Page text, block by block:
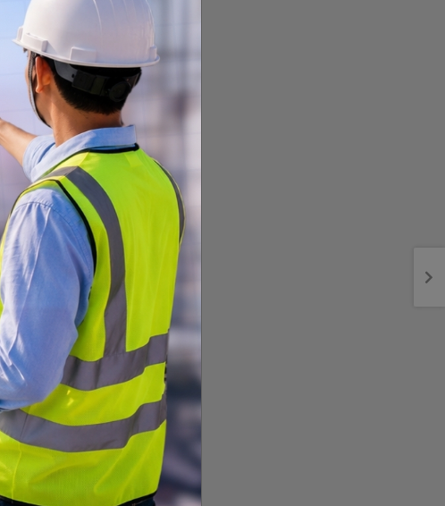
विराटनगरसहित मोरङका ग्यास
डिपो र पसलमा प्रशासनको छड्के
अनुगमन